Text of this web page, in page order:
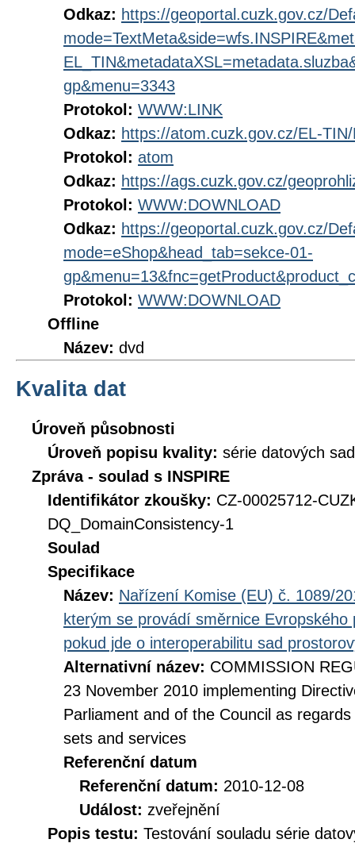
Odkaz: https://geoportal.cuzk.gov.cz/
gp&menu=3343
Protokol: WWW:LINK
Odkaz: https://atom.cuzk.gov.cz/EL-
Protokol: atom
Odkaz: https://ags.cuzk.gov.cz/
Protokol: WWW:DOWNLOAD
Odkaz: https://geoportal.cuzk.gov.cz/
mode=eShop&head_tab=sekce-01-
Protokol: WWW:DOWNLOAD
Offline
Název: dvd
Kvalita dat
Úroveň působnosti
Úroveň popisu kvality: série datových sad
Zpráva - soulad s INSPIRE
Identifikátor zkoušky: CZ-00025712-
DQ_DomainConsistency-1
Soulad
Specifikace
Název: Nařízení Komise (EU) č. 1089/
kterým se provádí směrnice
pokud jde o interoperabilitu sad
Alternativní název: COMMISSION
23 November 2010 implementing
Parliament and of the Council as
sets and services
Referenční datum
Referenční datum: 2010-12-08
Událost: zveřejnění
Popis testu: Testování souladu série